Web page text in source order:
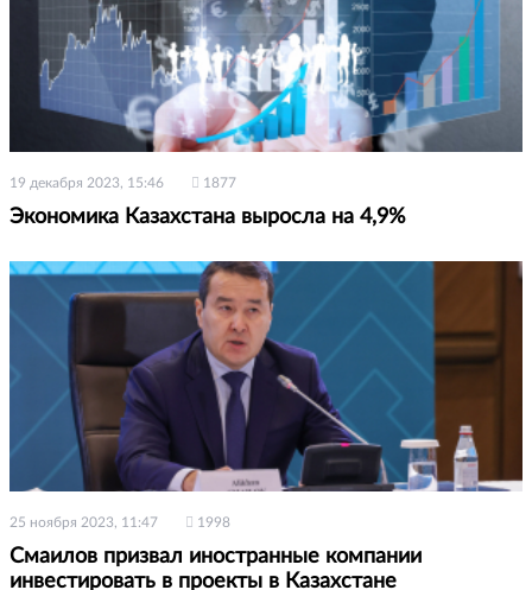
19 декабря 2023, 15:46 1877
Экономика Казахстана выросла на 4,9%
25 ноября 2023, 11:47 1998
Смаилов призвал иностранные компании
инвестировать в проекты в Казахстане